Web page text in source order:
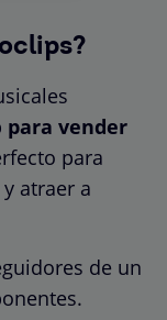
para vender
para
atraer a
de un